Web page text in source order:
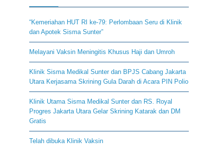
“Kemeriahan HUT RI ke-79: Perlombaan Seru di Klinik
dan Apotek Sisma Sunter”
Melayani Vaksin Meningitis Khusus Haji dan Umroh
Klinik Sisma Medikal Sunter dan BPJS Cabang Jakarta
Utara Kerjasama Skrining Gula Darah di Acara PIN Polio
Klinik Utama Sisma Medikal Sunter dan RS. Royal
Progres Jakarta Utara Gelar Skrining Katarak dan DM
Gratis
Telah dibuka Klinik Vaksin